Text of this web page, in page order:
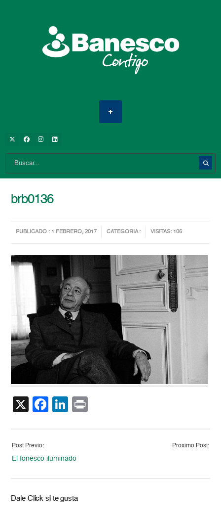
brb0136
PUBLICADO : 1 FEBRERO, 2017 CATEGORIA : VISITAS: 106
X Facebook
LinkedIn
Post Previo:
El Ionesco iluminado
Proximo Post:
Dale Click si te gusta